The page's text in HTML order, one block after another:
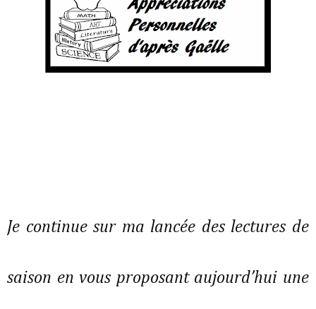
Je continue sur ma lancée des lectures de
saison en vous proposant aujourd’hui une